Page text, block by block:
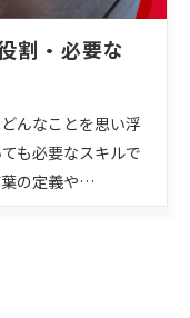
割・必要な
んなことを思い浮
も必要なスキルで
葉の定義や…